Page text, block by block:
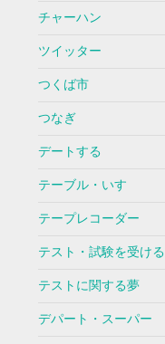
チャーハン
ツイッター
つくば市
つなぎ
デートする
テーブル・いす
テープレコーダー
テスト・試験を受ける
テストに関する夢
デパート・スーパー